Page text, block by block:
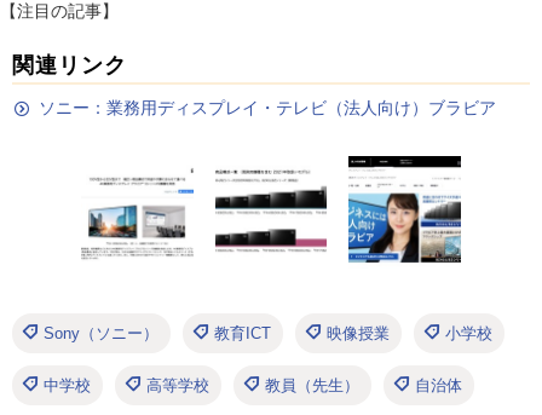
【注目の記事】
関連リンク
ソニー：業務用ディスプレイ・テレビ（法人向け）ブラビア
Sony（ソニー） 教育ICT 映像授業 小学校
中学校 高等学校 教員（先生） 自治体